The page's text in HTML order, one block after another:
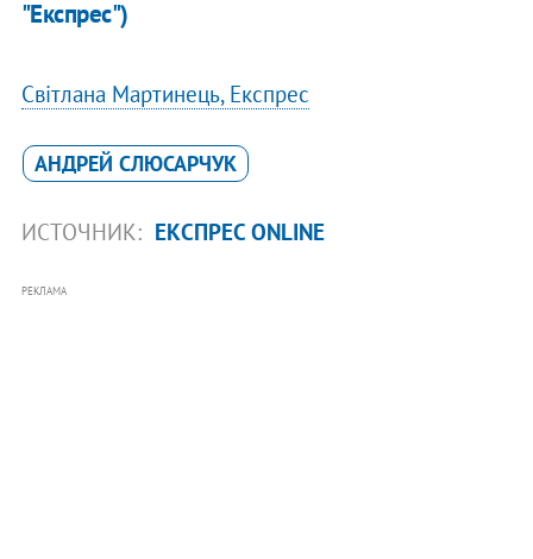
"Експрес")
Світлана Мартинець, Експрес
АНДРЕЙ СЛЮСАРЧУК
ИСТОЧНИК: ЕКСПРЕС ONLINE
РЕКЛАМА